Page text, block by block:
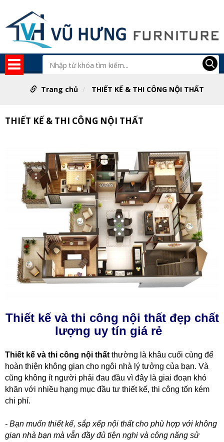
Trang chủ THIẾT KẾ & THI CÔNG NỘI THẤT
THIẾT KẾ & THI CÔNG NỘI THẤT
Thiết kế và thi công nội thất đẹp chất
lượng uy tín giá rẻ
Thiết kế và thi công nội thấtthường là khâu cuối cùng để
hoàn thiện không gian cho ngôi nhà lý tưởng của bạn. Và
cũng không ít người phải đau đầu vì đây là giai đoạn khó
khăn với nhiều hạng mục đầu tư thiết kế, thi công tốn kém
chi phí.
- Bạn muốn thiết kế, sắp xếp nội thất cho phù hợp với không
gian nhà bạn mà vẫn đầy đủ tiện nghi và công năng sử